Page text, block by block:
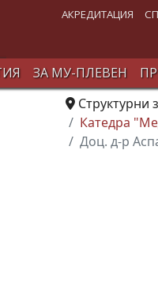
АКРЕДИТАЦИЯ
ЗА МУ-ПЛЕВЕН
Структурни
Катедра
Доц. д-р